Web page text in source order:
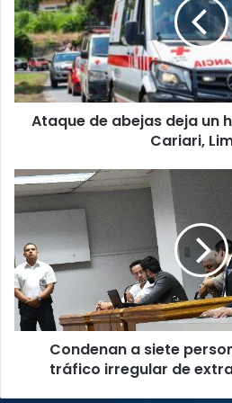
deja
un
hombre
fallecido
en
Cariari,
Limón
Ataque de abejas deja un
Cariari,
Condenan
a
siete
personas
por
presunto
tráfico
irregular
de
extranjerosCondenan a siete
tráfico irregular de